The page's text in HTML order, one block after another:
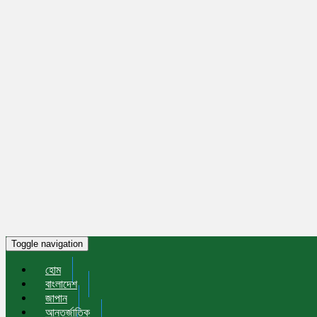
Toggle navigation
হোম
বাংলাদেশ
জাপান
আন্তর্জাতিক